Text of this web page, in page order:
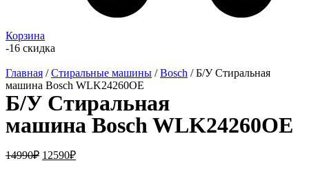
Корзина
-16 скидка
Главная /Стиральные машины /Bosch / Б/У Стиральная
машина Bosch WLK24260OE
Б/У Стиральная
машина Bosch WLK24260OE
14990₽ 12590₽